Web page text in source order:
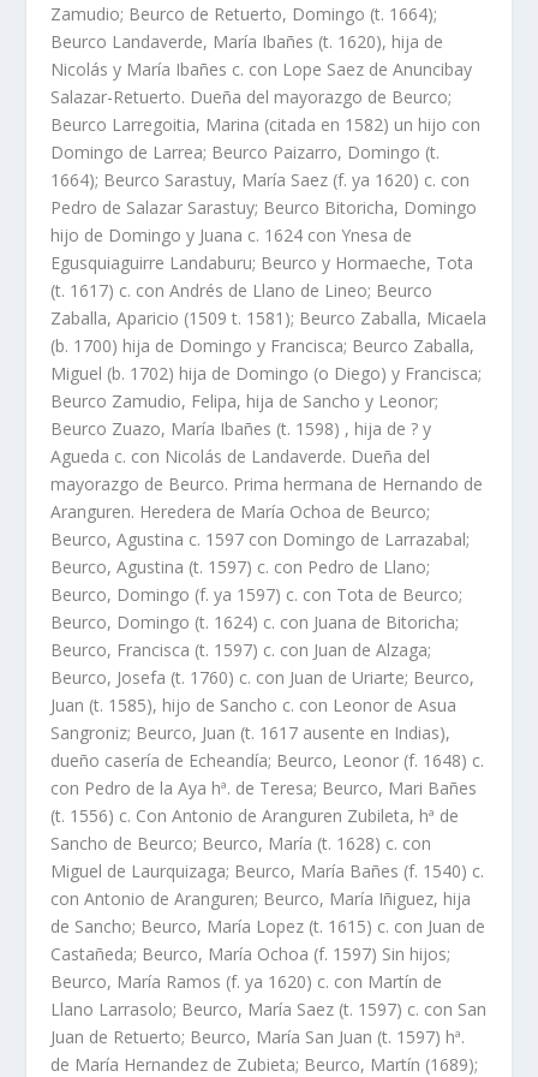
Zamudio; Beurco de Retuerto, Domingo (t. 1664);
Beurco Landaverde, Marí­a Ibañes (t. 1620), hija de
Nicolás y Marí­a Ibañes c. con Lope Saez de Anuncibay
Salazar-Retuerto. Dueña del mayorazgo de Beurco;
Beurco Larregoitia, Marina (citada en 1582) un hijo con
Domingo de Larrea; Beurco Paizarro, Domingo (t.
1664); Beurco Sarastuy, Marí­a Saez (f. ya 1620) c. con
Pedro de Salazar Sarastuy; Beurco Bitoricha, Domingo
hijo de Domingo y Juana c. 1624 con Ynesa de
Egusquiaguirre Landaburu; Beurco y Hormaeche, Tota
(t. 1617) c. con Andrés de Llano de Lineo; Beurco
Zaballa, Aparicio (1509 t. 1581); Beurco Zaballa, Micaela
(b. 1700) hija de Domingo y Francisca; Beurco Zaballa,
Miguel (b. 1702) hija de Domingo (o Diego) y Francisca;
Beurco Zamudio, Felipa, hija de Sancho y Leonor;
Beurco Zuazo, Marí­a Ibañes (t. 1598) , hija de ? y
Agueda c. con Nicolás de Landaverde. Dueña del
mayorazgo de Beurco. Prima hermana de Hernando de
Aranguren. Heredera de Marí­a Ochoa de Beurco;
Beurco, Agustina c. 1597 con Domingo de Larrazabal;
Beurco, Agustina (t. 1597) c. con Pedro de Llano;
Beurco, Domingo (f. ya 1597) c. con Tota de Beurco;
Beurco, Domingo (t. 1624) c. con Juana de Bitoricha;
Beurco, Francisca (t. 1597) c. con Juan de Alzaga;
Beurco, Josefa (t. 1760) c. con Juan de Uriarte; Beurco,
Juan (t. 1585), hijo de Sancho c. con Leonor de Asua
Sangroniz; Beurco, Juan (t. 1617 ausente en Indias),
dueño caserí­a de Echeandí­a; Beurco, Leonor (f. 1648) c.
con Pedro de la Aya hª. de Teresa; Beurco, Mari Bañes
(t. 1556) c. Con Antonio de Aranguren Zubileta, hª de
Sancho de Beurco; Beurco, Marí­a (t. 1628) c. con
Miguel de Laurquizaga; Beurco, Marí­a Bañes (f. 1540) c.
con Antonio de Aranguren; Beurco, Marí­a Iñiguez, hija
de Sancho; Beurco, Marí­a Lopez (t. 1615) c. con Juan de
Castañeda; Beurco, Marí­a Ochoa (f. 1597) Sin hijos;
Beurco, Marí­a Ramos (f. ya 1620) c. con Martí­n de
Llano Larrasolo; Beurco, Marí­a Saez (t. 1597) c. con San
Juan de Retuerto; Beurco, Marí­a San Juan (t. 1597) hª.
de Marí­a Hernandez de Zubieta; Beurco, Martí­n (1689);